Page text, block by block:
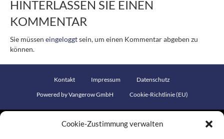
Cookie-Zustimmung verwalten
HINTERLASSEN SIE EINEN
KOMMENTAR
Sie müssen eingeloggtsein, um einen Kommentar abgeben zu
können.
Kontakt Impressum
Datenschutz
Powered by Vangerow GmbH
Cookie-Richtlinie (EU)